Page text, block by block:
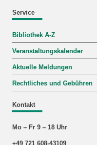
Service
Bibliothek A-Z
Veranstaltungskalender
Aktuelle Meldungen
Rechtliches und Gebühren
Kontakt
Mo – Fr 9 – 18 Uhr
+49 721 608-43109